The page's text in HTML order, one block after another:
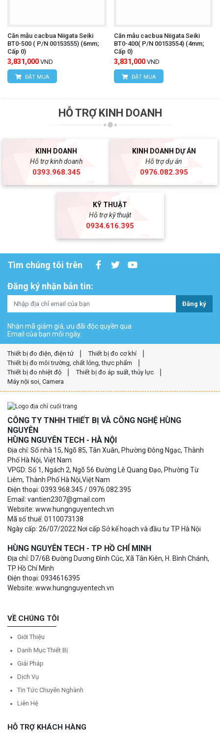
Căn mẫu cacbua Niigata Seiki
BT0-500 ( P/N 00153555) (6mm;
Cấp 0)
3,831,000 VND
ĐẶT MUA
Căn mẫu cacbua Niigata Seiki
BT0-400( P/N 00153554) (4mm;
Cấp 0)
3,831,000 VND
ĐẶT MUA
HỖ TRỢ KINH DOANH
KINH DOANH
Hỗ trợ kinh doanh
0393.968.345
KINH DOANH DỰ ÁN
Hỗ trợ dự án
0976.082.395
KỸ THUẬT
Hỗ trợ kỹ thuật
0934.616.395
Tìm chúng tôi trên
Đăng ký nhận bản tin:
Đăng ký
Nhận mã giảm giá, ưu đãi độc quyền qua
Email của bạn mỗi ngày.
Thiết bị đo điện, điện tử
Thiết bị đo cơ khí
Thiết bị đo môi trường, chất lỏng, thực phẩm
Thiết bị đo nhiệt độ
Thiết bị đo áp suất, thủy lực
Máy nội soi, Camera
CÔNG TY TNHH THIẾT BỊ VÀ CÔNG NGHỆ HÙNG
NGUYÊN
HÙNG NGUYÊN TECH - HÀ NỘI
Địa chỉ: Số nhà 15, Ngõ 85, Tân Xuân, Phường Đông Ngạc, Thành
Phố Hà Nội, Việt Nam
VPGD: Số 1, Ngách 2, Ngõ 56 Đường Lê Quang Đạo, Phường Từ
Liêm, Thành Phố Hà Nội,Việt Nam
Điện thoại: 0393.968.345 / 0976.082.395
Email: vantien2307@gmail.com
Website: www.hungnguyentech.vn
Mã số thuế: 0110073138
Ngày cấp: 26/07/2022 Nơi cấp Sở kế hoạch và đầu tư TP Hà Nội
HÙNG NGUYÊN TECH - TP HỒ CHÍ MINH
Địa chỉ: D7/6B Đường Dương Đình Cúc, Xã Tân Kiên, H. Bình Chánh,
TP Hồ Chí Minh
Điện thoại: 0934616395
Website: www.hungnguyentech.vn
VỀ CHÚNG TÔI
Giới Thiệu
Danh Mục Thiết Bị
Giải Pháp
Dịch Vụ
Tin Tức Chuyên Nghành
Liên Hệ
HỖ TRỢ KHÁCH HÀNG